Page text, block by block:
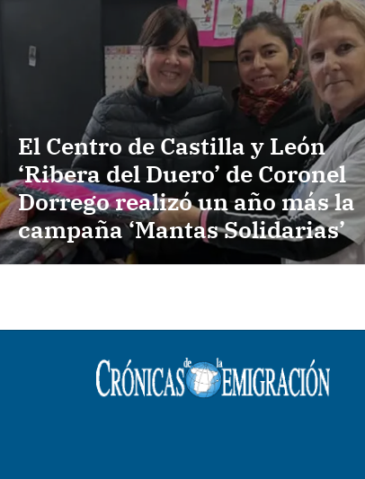
El Centro de Castilla y León
‘Ribera del Duero’ de Coronel
Dorrego realizó un año más la
campaña ‘Mantas Solidarias’